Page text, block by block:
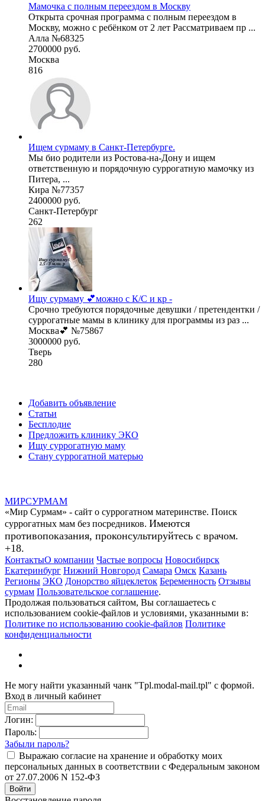
Мамочка с полным переездом в Москву
Открыта срочная программа с полным переездом в
Москву, можно с ребёнком от 2 лет Рассматриваем пр ...
Алла №68325
2700000 руб.
Москва
816
Ищем сурмаму в Санкт-Петербурге.
Мы био родители из Ростова-на-Дону и ищем
ответственную и порядочную суррогатную мамочку из
Питера, ...
Кира №77357
2400000 руб.
Санкт-Петербург
262
Ищу сурмаму 💕можно с К/С и кр -
Срочно требуются порядочные девушки / претендентки /
суррогатные мамы в клинику для программы из раз ...
Москва💕 №75867
3000000 руб.
Тверь
280
Добавить объявление
Статьи
Бесплодие
Предложить клинику ЭКО
Ищу суррогатную маму
Стану суррогатной матерью
МИРСУРМАМ
«Мир Сурмам» - сайт о суррогатном материнстве. Поиск
суррогатных мам без посредников. Имеются
противопоказания, проконсультируйтесь с врачом.
+18.
КонтактыО компании Частые вопросы Новосибирск
Екатеринбург Нижний Новгород Самара Омск Казань
Регионы ЭКО Донорство яйцеклеток Беременность Отзывы
сурмам Пользовательское соглашение.
Продолжая пользоваться сайтом, Вы соглашаетесь с
использованием cookie-файлов и условиями, указанными в:
Политике по использованию cookie-файлов Политике
конфиденциальности
Не могу найти указанный чанк "Tpl.modal-mail.tpl" с формой.
Вход в личный кабинет
Логин:
Пароль:
Забыли пароль?
Выражаю согласие на хранение и обработку моих
персональных данных в соответствии с Федеральным законом
от 27.07.2006 N 152-ФЗ
Войти